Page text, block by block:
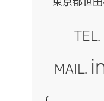
TEL.
MAIL.